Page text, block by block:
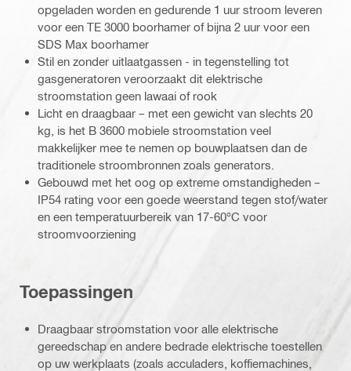
opgeladen worden en gedurende 1 uur stroom leveren
voor een TE 3000 boorhamer of bijna 2 uur voor een
SDS Max boorhamer
Stil en zonder uitlaatgassen - in tegenstelling tot
gasgeneratoren veroorzaakt dit elektrische
stroomstation geen lawaai of rook
Licht en draagbaar – met een gewicht van slechts 20
kg, is het B 3600 mobiele stroomstation veel
makkelijker mee te nemen op bouwplaatsen dan de
traditionele stroombronnen zoals generators.
Gebouwd met het oog op extreme omstandigheden –
IP54 rating voor een goede weerstand tegen stof/water
en een temperatuurbereik van 17-60°C voor
stroomvoorziening
Toepassingen
Draagbaar stroomstation voor alle elektrische
gereedschap en andere bedrade elektrische toestellen
op uw werkplaats (zoals acculaders, koffiemachines,